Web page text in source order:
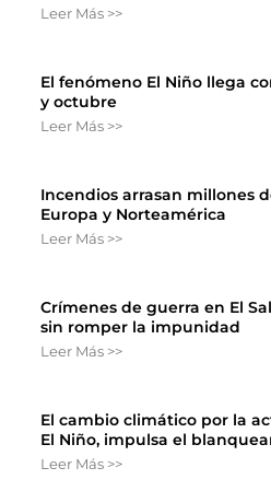
Leer Más >>
El fenómeno El Niño llega
y octubre
Leer Más >>
Incendios arrasan millones
Europa y Norteamérica
Leer Más >>
Crímenes de guerra en El
sin romper la impunidad
Leer Más >>
El cambio climático por la
El Niño, impulsa el
Leer Más >>